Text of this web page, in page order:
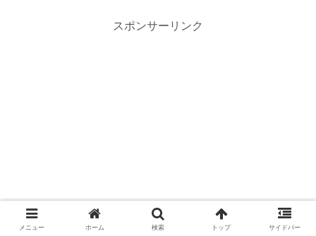
スポンサーリンク
メニュー ホーム 検索 トップ サイドバー